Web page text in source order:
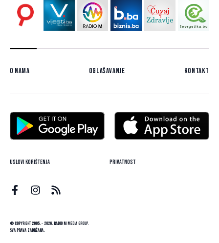
O nama Oglašavanje Kontakt
Uslovi korištenja Privatnost
© Copyright 2005. - 2026. Radio M Media Group.
Sva prava zadržana.